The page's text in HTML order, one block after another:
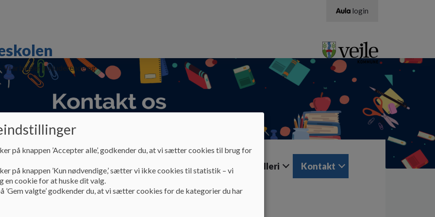
Vi arbejder inkluderende og
login
Praktisk Skolestart Skolebestyrelsen SFO Galleri Kontakt
Årskalender 2025-26
på knappen ’Accepter alle’, godkender du, at vi sætter cookies til brug for
på knappen ’Kun nødvendige,’ sætter vi ikke cookies til statistik – vi
en cookie for at huske dit valg.
’Gem valgte’ godkender du, at vi sætter cookies for de kategorier du har